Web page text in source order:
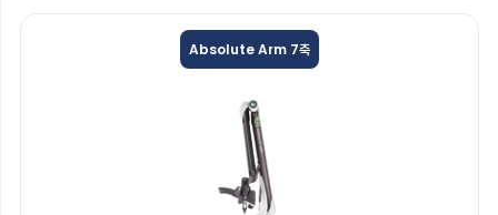
Absolute Arm 7축